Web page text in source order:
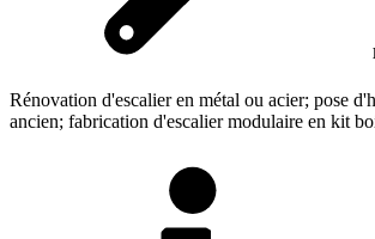
Rénovation d'escalier en métal ou acier; pose
ancien; fabrication d'escalier modulaire en kit